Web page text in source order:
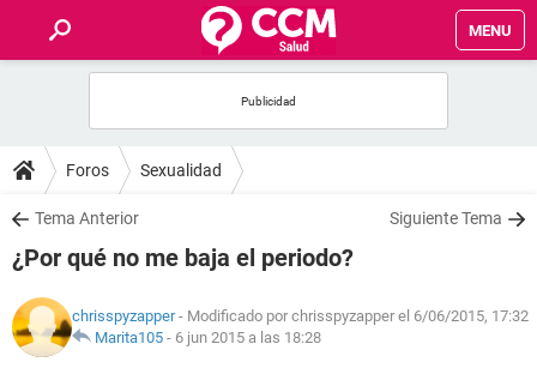
MENU
FOROS
SALUD
FAMILIA
NUTRICIÓN
Foros Sexualidad
Tema Anterior Siguiente Tema
¿Por qué no me baja el periodo?
chrisspyzapper- Modificado por chrisspyzapper el 6/06/2015, 17:32
Marita105 - 6 jun 2015 a las 18:28